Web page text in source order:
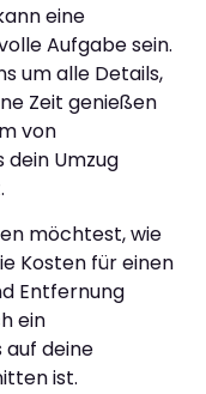
eine
Aufgabe sein.
um alle Details,
Zeit genießen
von
dein Umzug
möchtest, wie
Kosten für einen
Entfernung
ein
deine
ist.